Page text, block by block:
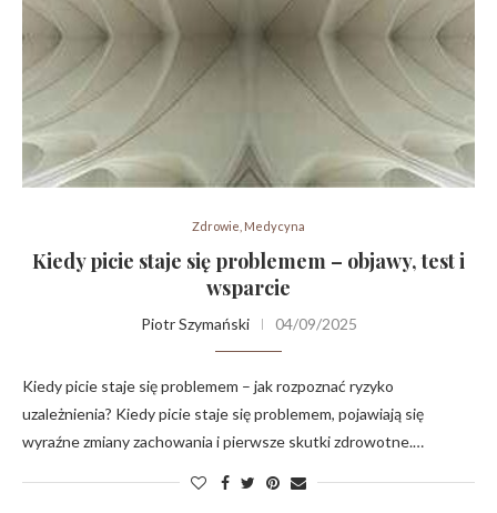
Zdrowie, Medycyna
Kiedy picie staje się problemem – objawy, test i
wsparcie
Piotr Szymański 04/09/2025
Kiedy picie staje się problemem – jak rozpoznać ryzyko
uzależnienia? Kiedy picie staje się problemem, pojawiają się
wyraźne zmiany zachowania i pierwsze skutki zdrowotne.…